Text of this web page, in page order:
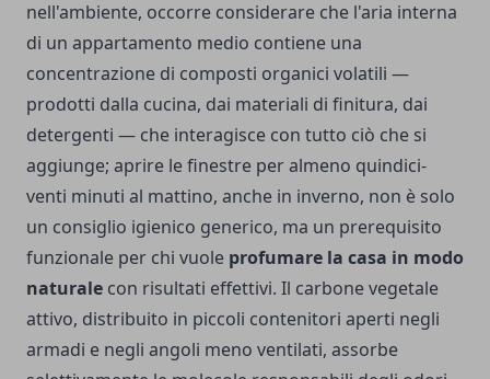
nell'ambiente, occorre considerare che l'aria interna
di un appartamento medio contiene una
concentrazione di composti organici volatili —
prodotti dalla cucina, dai materiali di finitura, dai
detergenti — che interagisce con tutto ciò che si
aggiunge; aprire le finestre per almeno quindici-
venti minuti al mattino, anche in inverno, non è solo
un consiglio igienico generico, ma un prerequisito
funzionale per chi vuole profumare la casa in modo
naturale con risultati effettivi. Il carbone vegetale
attivo, distribuito in piccoli contenitori aperti negli
armadi e negli angoli meno ventilati, assorbe